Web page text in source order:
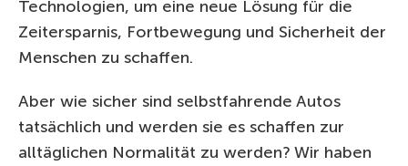
Technologien, um eine neue Lösung für die
Zeitersparnis, Fortbewegung und Sicherheit der
Menschen zu schaffen.
Aber wie sicher sind selbstfahrende Autos
tatsächlich und werden sie es schaffen zur
alltäglichen Normalität zu werden? Wir haben